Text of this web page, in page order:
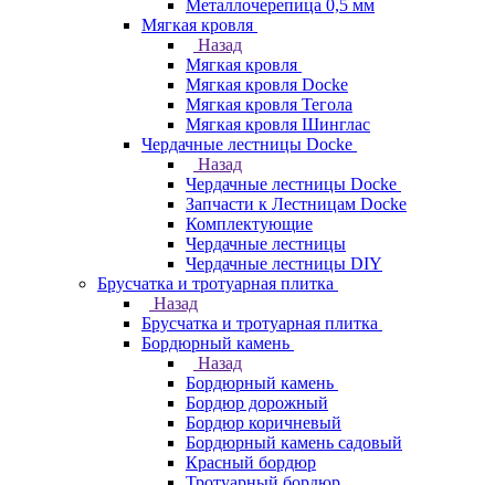
Металлочерепица 0,5 мм
Мягкая кровля
Назад
Мягкая кровля
Мягкая кровля Docke
Мягкая кровля Тегола
Мягкая кровля Шинглас
Чердачные лестницы Docke
Назад
Чердачные лестницы Docke
Запчасти к Лестницам Docke
Комплектующие
Чердачные лестницы
Чердачные лестницы DIY
Брусчатка и тротуарная плитка
Назад
Брусчатка и тротуарная плитка
Бордюрный камень
Назад
Бордюрный камень
Бордюр дорожный
Бордюр коричневый
Бордюрный камень садовый
Красный бордюр